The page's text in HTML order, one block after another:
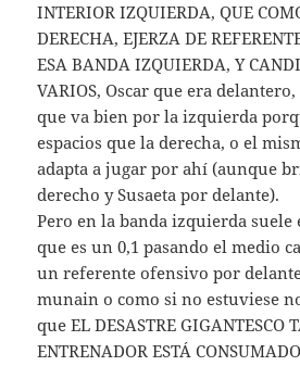
INTERIOR IZQUIERDA, QUE
DERECHA, EJERZA DE
ESA BANDA IZQUIERDA, Y
VARIOS, Oscar que era
que va bien por la izquierda
espacios que la derecha, o el
adapta a jugar por ahí (aunque
derecho y Susaeta por delante).
Pero en la banda izquierda suele
que es un 0,1 pasando el medio
un referente ofensivo por
munain o como si no estuviese
que EL DESASTRE GIGANTESCO
ENTRENADOR ESTÁ